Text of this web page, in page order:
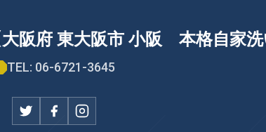
阪府 東大阪市 小阪 本格自家洗
TEL: 06-6721-3645